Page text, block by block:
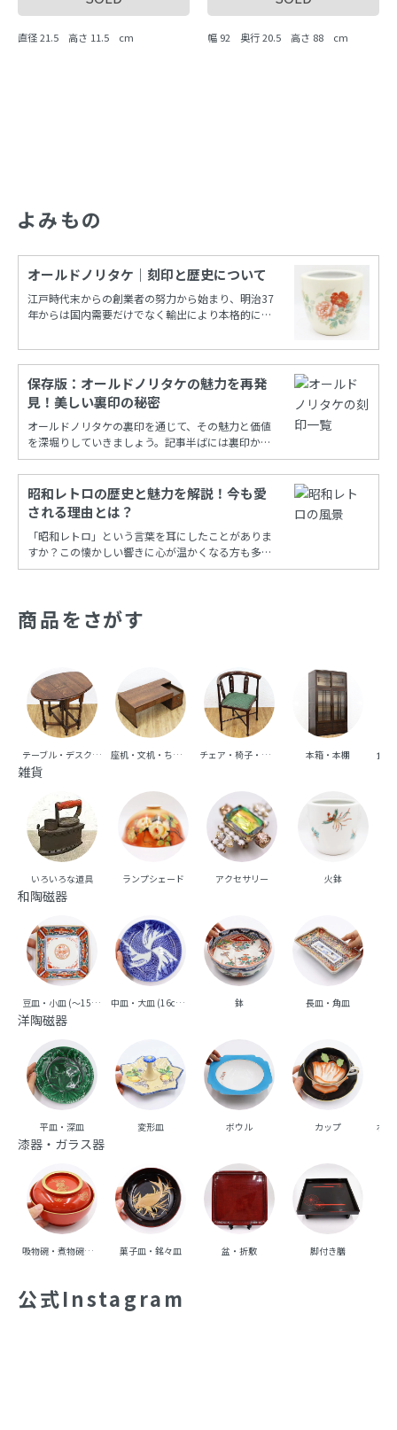
直径 21.5 高さ 11.5 cm 幅 92 奥行 20.5 高さ 88 cm
よみもの
オールドノリタケ｜刻印と歴史について
江戸時代末からの創業者の努力から始まり、明治37
年からは国内需要だけでなく輸出により本格的に栄
保存版：オールドノリタケの魅力を再発
見！美しい裏印の秘密
オールドノリタケの裏印を通じて、その魅力と価値
を深堀りしていきましょう。記事半ばには裏印から
年代を調べることができる保存版一覧もあります！
昭和レトロの歴史と魅力を解説！今も愛
される理由とは？
「昭和レトロ」という言葉を耳にしたことがありま
すか？この懐かしい響きに心が温かくなる方も多い
でしょう。昭和時代の風情を再現し、今も多くの
す。
商品をさがす
テーブル・デスク・机 座机・文机・ちゃぶ台 チェア・椅子・ベンチ・ソファ 本箱・本棚 食器
雑貨
いろいろな道具 ランプシェード アクセサリー 火鉢
和陶磁器
豆皿・小皿 (～15cm台) 中皿・大皿 (16cm台～) 鉢 長皿・角皿
洋陶磁器
平皿・深皿 変形皿 ボウル カップ ポッ
漆器・ガラス器
吸物碗・煮物碗・丼碗 菓子皿・銘々皿 盆・折敷 脚付き膳
公式Instagram